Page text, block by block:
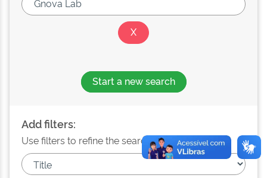
Start a new search
Add filters:
Use filters to refine the search results.